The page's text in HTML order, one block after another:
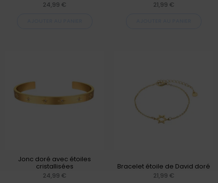
24,99 €
21,99 €
Jonc doré avec étoiles
cristallisées
24,99 €
Bracelet étoile de David doré
21,99 €